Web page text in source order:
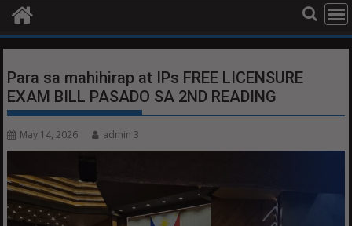
Para sa mahihirap at IPs FREE LICENSURE
EXAM BILL PASADO SA 2ND READING
May 14, 2026 admin 3